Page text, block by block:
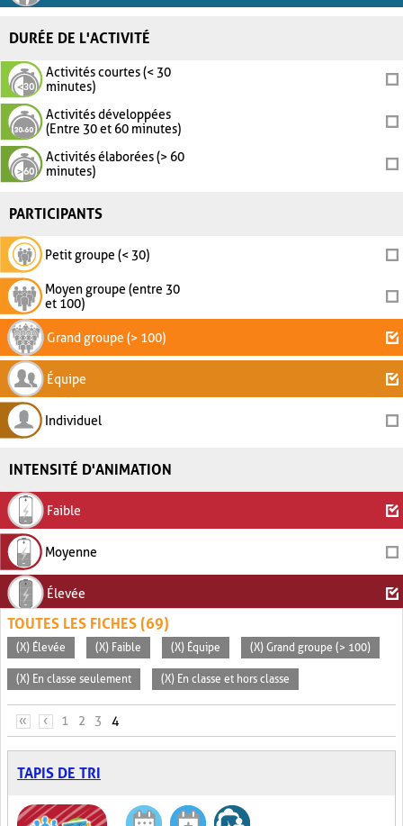
DURÉE DE L'ACTIVITÉ
Activités courtes (< 30
minutes)
Activités développées
(Entre 30 et 60 minutes)
Activités élaborées (> 60
minutes)
PARTICIPANTS
Petit groupe (< 30)
Moyen groupe (entre 30
et 100)
Grand groupe (> 100)
Équipe
Individuel
INTENSITÉ D'ANIMATION
Faible
Moyenne
Élevée
TOUTES LES FICHES (69)
(X) Élevée (X) Faible (X) Équipe (X) Grand groupe (> 100)
(X) En classe seulement (X) En classe et hors classe
PAGES
« ‹ 1 2 3 4
TAPIS DE TRI